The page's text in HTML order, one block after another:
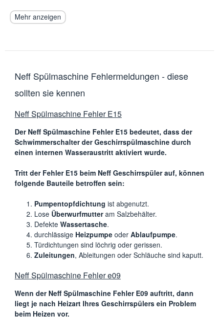
Mehr anzeigen
Neff Spülmaschine Fehlermeldungen - diese
sollten sie kennen
Neff Spülmaschine Fehler E15
Der Neff Spülmaschine Fehler E15 bedeutet, dass der
Schwimmerschalter der Geschirrspülmaschine durch
einen internen Wasseraustritt aktiviert wurde.
Tritt der Fehler E15 beim Neff Geschirrspüler auf, können
folgende Bauteile betroffen sein:
Pumpentopfdichtung ist abgenutzt.
Lose Überwurfmutteram Salzbehälter.
Defekte Wassertasche.
durchlässige Heizpumpe oder Ablaufpumpe.
Türdichtungen sind löchrig oder gerissen.
Zuleitungen, Ableitungen oder Schläuche sind kaputt.
Neff Spülmaschine Fehler e09
Wenn der Neff Spülmaschine Fehler E09 auftritt, dann
liegt je nach Heizart Ihres Geschirrspülers ein Problem
beim Heizen vor.